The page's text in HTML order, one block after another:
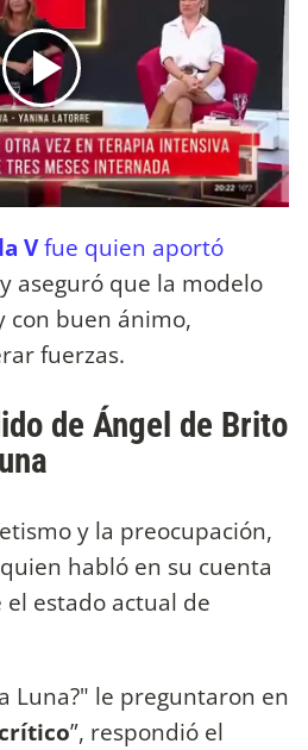
Vfue quien aportó
y aseguró que la modelo
con buen ánimo,
fuerzas.
de Ángel de Brito
y la preocupación,
habló en su cuenta
estado actual de
Luna?" le preguntaron en
”, respondió el